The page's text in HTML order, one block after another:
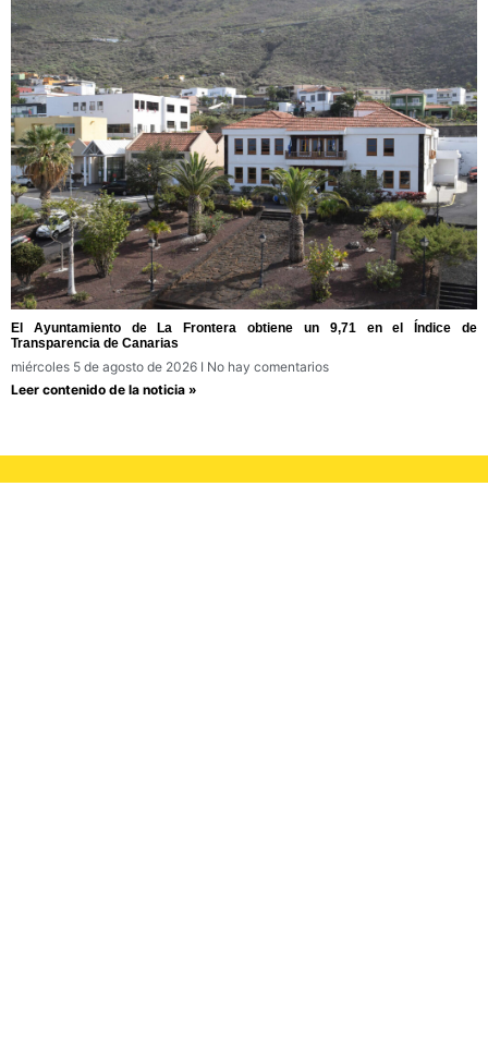
El Ayuntamiento de La Frontera obtiene un 9,71 en el Índice de
Transparencia de Canarias
miércoles 5 de agosto de 2026
No hay comentarios
Leer contenido de la noticia »